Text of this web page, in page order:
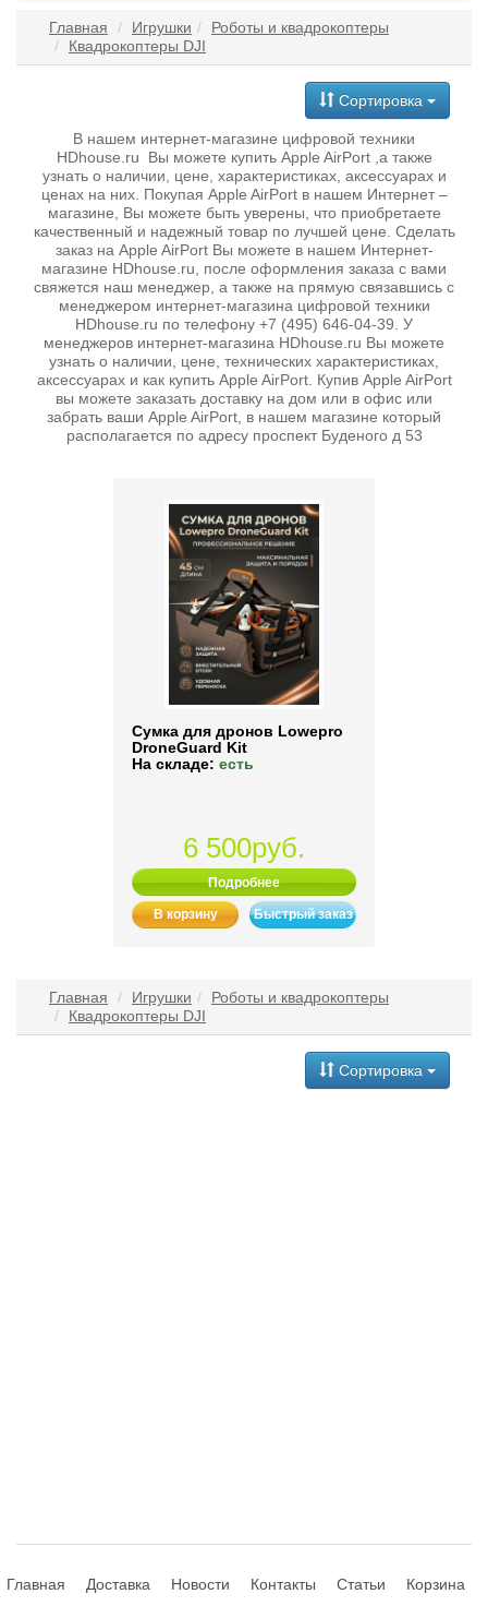
Главная Игрушки
Роботы и квадрокоптеры
Квадрокоптеры DJI
Сортировка
В нашем интернет-магазине цифровой техники
HDhouse.ru Вы можете купить Apple AirPort ,а также
узнать о наличии, цене, характеристиках, аксессуарах и
ценах на них. Покупая Apple AirPort в нашем Интернет –
магазине, Вы можете быть уверены, что приобретаете
качественный и надежный товар по лучшей цене. Сделать
заказ на Apple AirPort Вы можете в нашем Интернет-
магазине HDhouse.ru, после оформления заказа с вами
свяжется наш менеджер, а также на прямую связавшись с
менеджером интернет-магазина цифровой техники
HDhouse.ru по телефону +7 (495) 646-04-39. У
менеджеров интернет-магазина HDhouse.ru Вы можете
узнать о наличии, цене, технических характеристиках,
аксессуарах и как купить Apple AirPort. Купив Apple AirPort
вы можете заказать доставку на дом или в офис или
забрать ваши Apple AirPort, в нашем магазине который
располагается по адресу проспект Буденого д 53
Сумка для дронов Lowepro
DroneGuard Kit
На складе: есть
6 500руб.
Подробнее
В корзину Быстрый заказ
Главная Игрушки
Роботы и квадрокоптеры
Квадрокоптеры DJI
Сортировка
Главная Доставка Новости Контакты Статьи Корзина